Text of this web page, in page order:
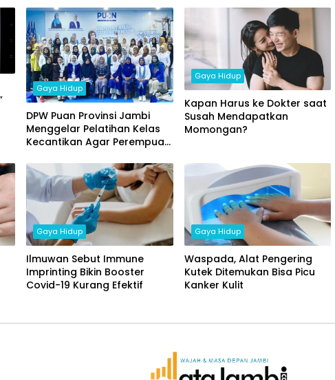
Gaya Hidup
DPW Puan Provinsi Jambi
Menggelar Pelatihan Kelas
Kecantikan Agar Perempuan
Gaya Hidup
Kapan Harus ke Dokter saat
Susah Mendapatkan
Momongan?
Gaya Hidup
Ilmuwan Sebut Immune
Imprinting Bikin Booster
Covid-19 Kurang Efektif
Gaya Hidup
Waspada, Alat Pengering
Kutek Ditemukan Bisa Picu
Kanker Kulit